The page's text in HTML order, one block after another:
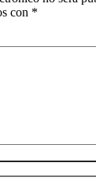
con *